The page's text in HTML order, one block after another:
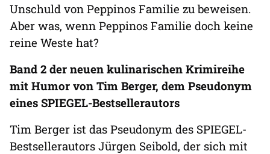
Unschuld von Peppinos Familie zu beweisen.
Aber was, wenn Peppinos Familie doch keine
reine Weste hat?
Band 2 der neuen kulinarischen Krimireihe
mit Humor von Tim Berger, dem Pseudonym
eines SPIEGEL-Bestsellerautors
Tim Berger ist das Pseudonym des SPIEGEL-
Bestsellerautors Jürgen Seibold, der sich mit